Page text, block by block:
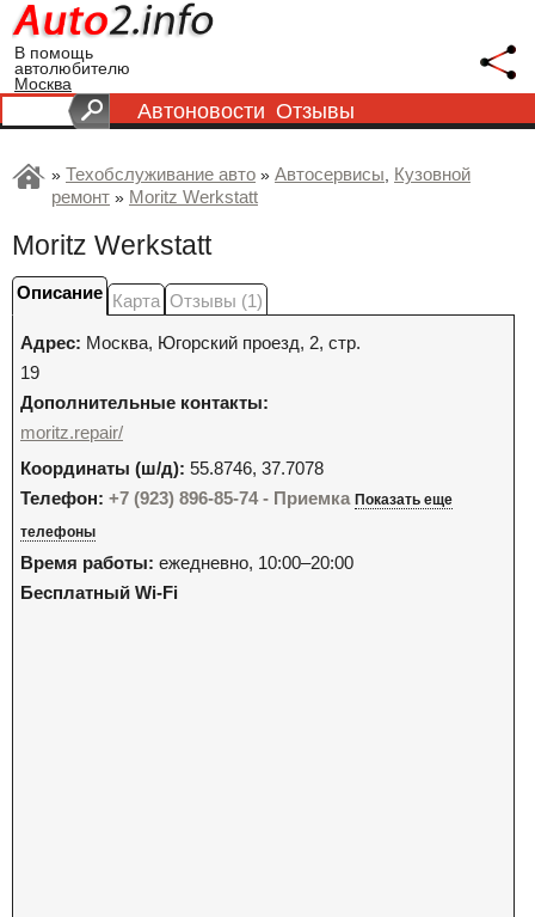
В помощь
автолюбителю
Москва
Автоновости Отзывы
» Техобслуживание авто » Автосервисы, Кузовной
ремонт » Moritz Werkstatt
Moritz Werkstatt
Описание Карта Отзывы (1)
Адрес: Москва, Югорский проезд, 2, стр.
19
Дополнительные контакты:
moritz.repair/
Координаты (ш/д): 55.8746, 37.7078
Телефон: +7 (923) 896-85-74 - Приемка Показать еще
телефоны
Время работы: ежедневно, 10:00–20:00
Бесплатный Wi-Fi